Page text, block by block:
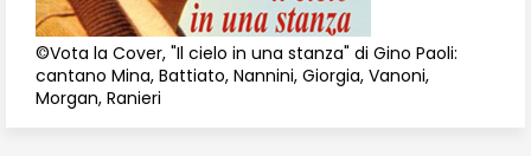
©Vota la Cover, "Il cielo in una stanza" di Gino Paoli:
cantano Mina, Battiato, Nannini, Giorgia, Vanoni,
Morgan, Ranieri